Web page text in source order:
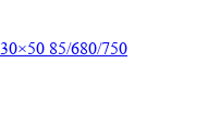
85/680/750